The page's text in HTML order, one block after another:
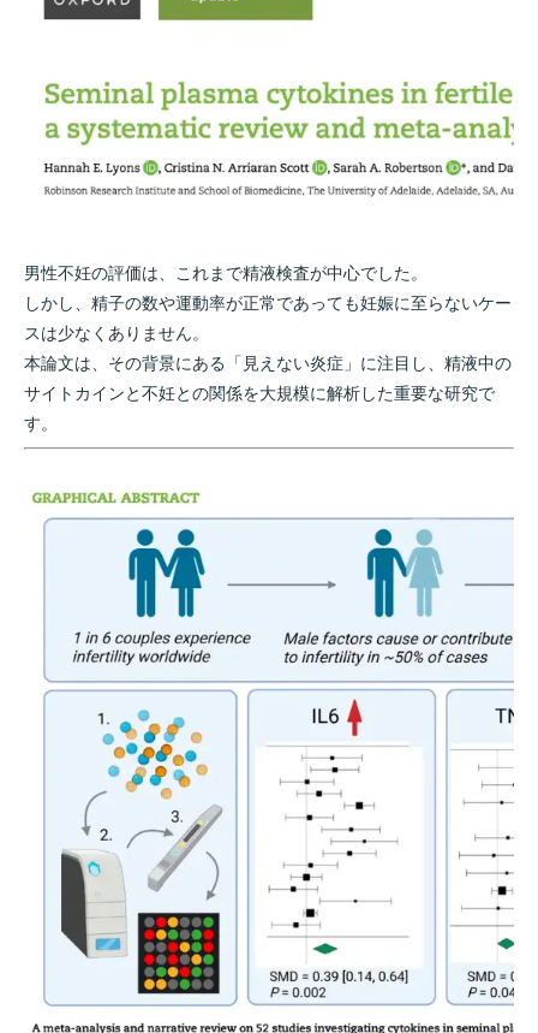
男性不妊の評価は、これまで精液検査が中心でした。
しかし、精子の数や運動率が正常であっても妊娠に至らないケー
スは少なくありません。
本論文は、その背景にある「見えない炎症」に注目し、精液中の
サイトカインと不妊との関係を大規模に解析した重要な研究で
す。